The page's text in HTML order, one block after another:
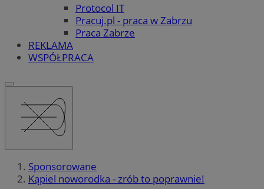
Protocol IT
Pracuj.pl - praca w Zabrzu
Praca Zabrze
REKLAMA
WSPÓŁPRACA
Sponsorowane
Kąpiel noworodka - zrób to poprawnie!